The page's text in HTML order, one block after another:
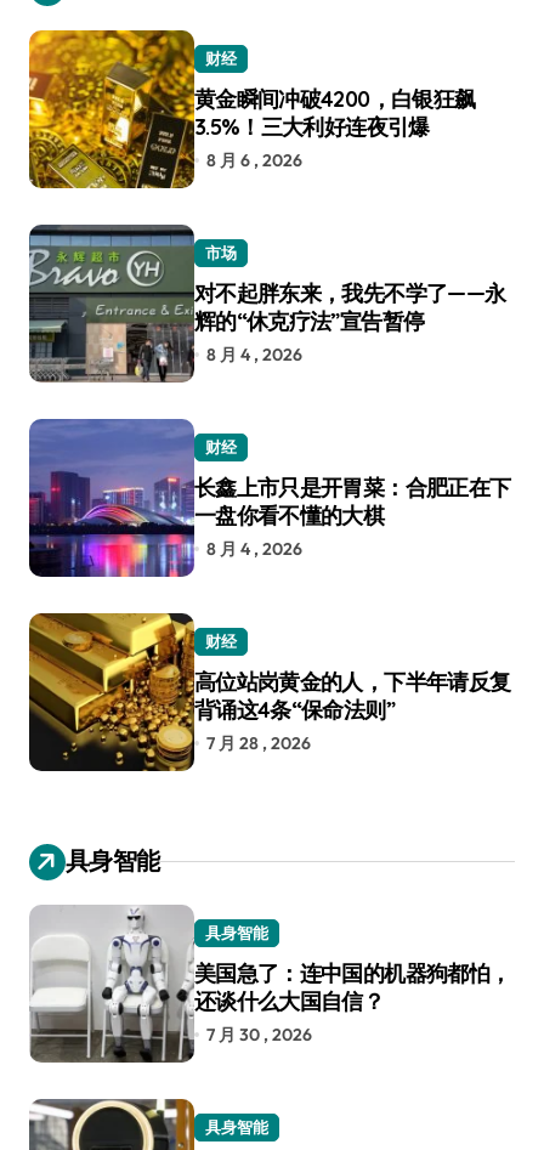
财经
黄金瞬间冲破4200，白银狂飙
3.5%！三大利好连夜引爆
8 月 6 , 2026
市场
对不起胖东来，我先不学了——永
辉的“休克疗法”宣告暂停
8 月 4 , 2026
财经
长鑫上市只是开胃菜：合肥正在下
一盘你看不懂的大棋
8 月 4 , 2026
财经
高位站岗黄金的人，下半年请反复
背诵这4条“保命法则”
7 月 28 , 2026
具身智能
具身智能
美国急了：连中国的机器狗都怕，
还谈什么大国自信？
7 月 30 , 2026
具身智能